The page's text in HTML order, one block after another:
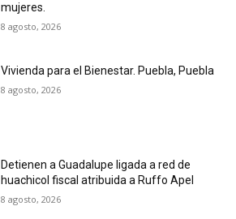
mujeres.
8 agosto, 2026
Vivienda para el Bienestar. Puebla, Puebla
8 agosto, 2026
Detienen a Guadalupe ligada a red de
huachicol fiscal atribuida a Ruffo Apel
8 agosto, 2026